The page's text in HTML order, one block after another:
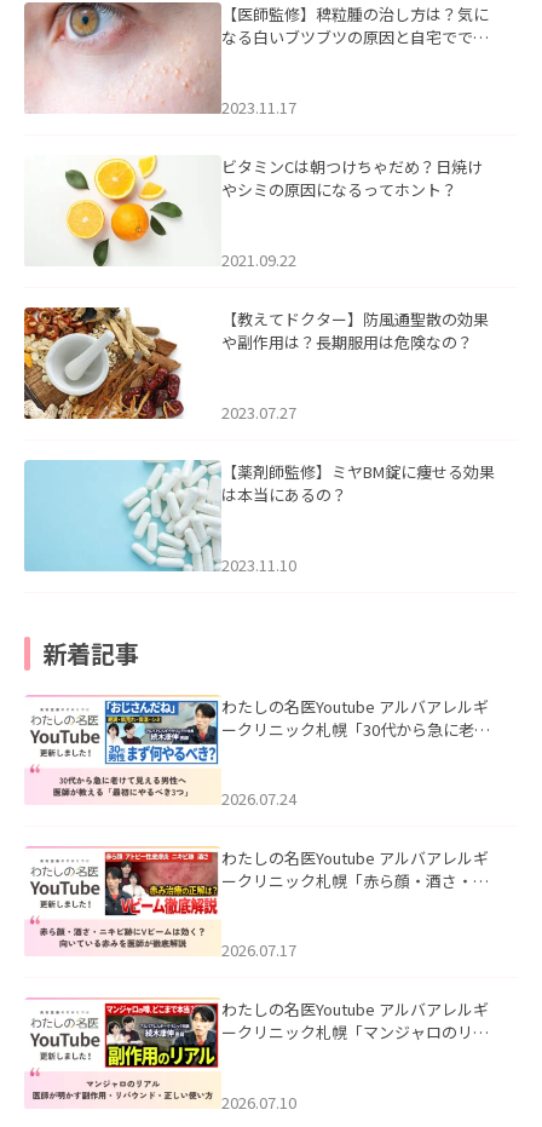
【医師監修】稗粒腫の治し方は？気に
なる白いブツブツの原因と自宅ででき
2023.11.17
ビタミンCは朝つけちゃだめ？日焼け
やシミの原因になるってホント？
2021.09.22
【教えてドクター】防風通聖散の効果
や副作用は？長期服用は危険なの？
2023.07.27
【薬剤師監修】ミヤBM錠に痩せる効果
は本当にあるの？
2023.11.10
新着記事
わたしの名医Youtube アルバアレルギ
ークリニック札幌「30代から急に老け
た。
2026.07.24
わたしの名医Youtube アルバアレルギ
ークリニック札幌「赤ら顔・酒さ・ニ
した。
2026.07.17
わたしの名医Youtube アルバアレルギ
ークリニック札幌「マンジャロのリア
た。
2026.07.10